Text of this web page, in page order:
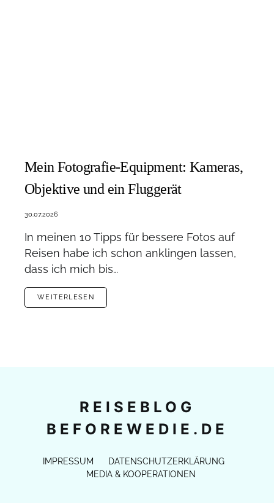
Mein Fotografie-Equipment: Kameras,
Objektive und ein Fluggerät
30.07.2026
In meinen 10 Tipps für bessere Fotos auf
Reisen habe ich schon anklingen lassen,
dass ich mich bis…
WEITERLESEN
REISEBLOG
BEFOREWEDIE.DE
IMPRESSUM
DATENSCHUTZERKLÄRUNG
MEDIA & KOOPERATIONEN